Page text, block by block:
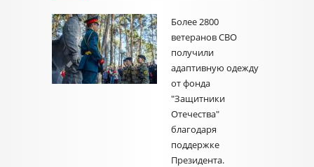
Более 2800
ветеранов СВО
получили
адаптивную одежду
от фонда
"Защитники
Отечества"
благодаря
поддержке
Президента.